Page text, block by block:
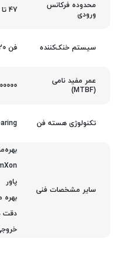
محدوده فرکانس
ورودی
47 تا 63 هرتز
سیستم خنک‌کننده فن 120 میلی‌متری
عمر مفید نامی
(MTBF)
100000
تکنولوژی هسته فن
سایر مشخصات فنی
پاور
دقت